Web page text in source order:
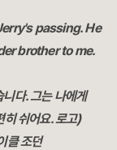
passing. He
brother to me.
다. 그는 나에게
히 쉬어요. 로고)
클 조던